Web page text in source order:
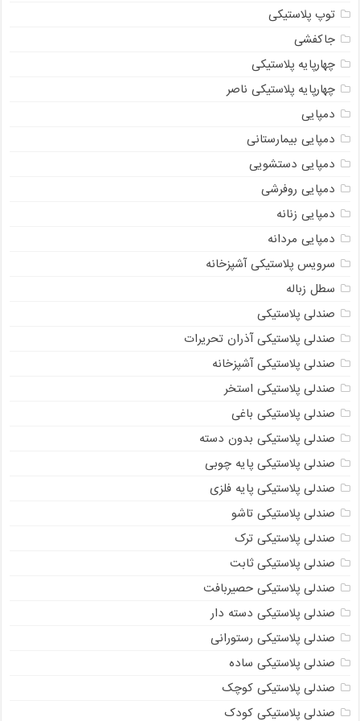
توپ پلاستیکی
جاکفشی
چهارپایه پلاستیکی
چهارپایه پلاستیکی ناصر
دمپایی
دمپایی بیمارستانی
دمپایی دستشویی
دمپایی روفرشی
دمپایی زنانه
دمپایی مردانه
سرویس پلاستیکی آشپزخانه
سطل زباله
صندلی پلاستیکی
صندلی پلاستیکی آذران تحریرات
صندلی پلاستیکی آشپزخانه
صندلی پلاستیکی استخر
صندلی پلاستیکی باغی
صندلی پلاستیکی بدون دسته
صندلی پلاستیکی پایه چوبی
صندلی پلاستیکی پایه فلزی
صندلی پلاستیکی تاشو
صندلی پلاستیکی ترک
صندلی پلاستیکی ثابت
صندلی پلاستیکی حصیربافت
صندلی پلاستیکی دسته دار
صندلی پلاستیکی رستورانی
صندلی پلاستیکی ساده
صندلی پلاستیکی کوچک
صندلی پلاستیکی کودک